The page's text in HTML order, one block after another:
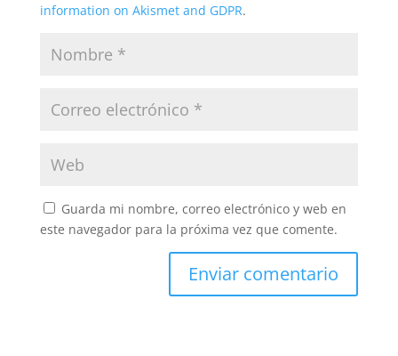
information on Akismet and GDPR.
Guarda mi nombre, correo electrónico y web en
este navegador para la próxima vez que comente.